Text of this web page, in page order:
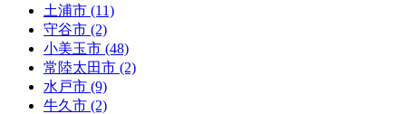
土浦市 (11)
守谷市 (2)
小美玉市 (48)
常陸太田市 (2)
水戸市 (9)
牛久市 (2)